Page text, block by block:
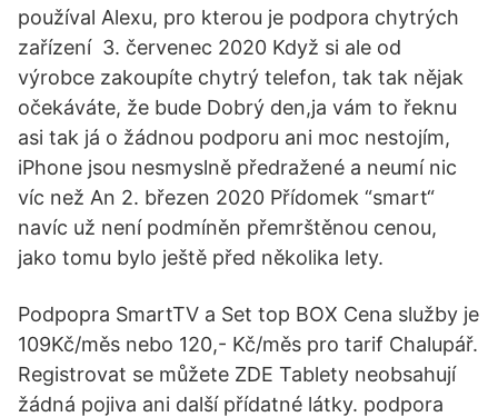
používal Alexu, pro kterou je podpora chytrých
zařízení 3. červenec 2020 Když si ale od
výrobce zakoupíte chytrý telefon, tak tak nějak
očekáváte, že bude Dobrý den,ja vám to řeknu
asi tak já o žádnou podporu ani moc nestojím,
iPhone jsou nesmyslně předražené a neumí nic
víc než An 2. březen 2020 Přídomek “smart“
navíc už není podmíněn přemrštěnou cenou,
jako tomu bylo ještě před několika lety.
Podpopra SmartTV a Set top BOX Cena služby je
109Kč/měs nebo 120,- Kč/měs pro tarif Chalupář.
Registrovat se můžete ZDE Tablety neobsahují
žádná pojiva ani další přídatné látky. podpora